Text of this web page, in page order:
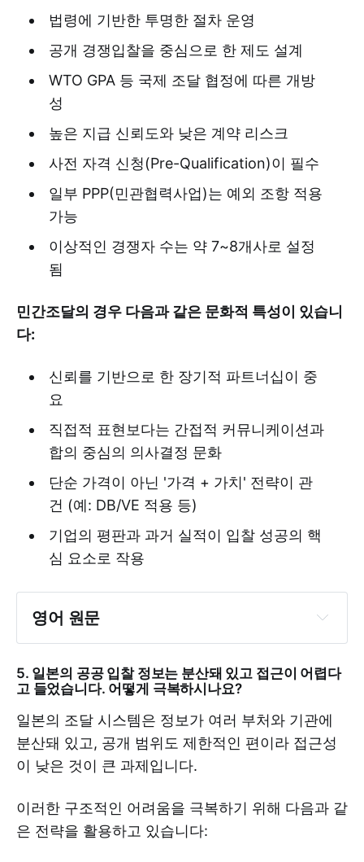
법령에 기반한 투명한 절차 운영
공개 경쟁입찰을 중심으로 한 제도 설계
WTO GPA 등 국제 조달 협정에 따른 개방
성
높은 지급 신뢰도와 낮은 계약 리스크
사전 자격 신청(Pre-Qualification)이 필수
일부 PPP(민관협력사업)는 예외 조항 적용
가능
이상적인 경쟁자 수는 약 7~8개사로 설정
됨
민간조달의 경우 다음과 같은 문화적 특성이 있습니
다:
신뢰를 기반으로 한 장기적 파트너십이 중
요
직접적 표현보다는 간접적 커뮤니케이션과
합의 중심의 의사결정 문화
단순 가격이 아닌 '가격 + 가치' 전략이 관
건 (예: DB/VE 적용 등)
기업의 평판과 과거 실적이 입찰 성공의 핵
심 요소로 작용
영어 원문
Public Sector
Governed by strict regulations
Mostly open tendering
5. 일본의 공공 입찰 정보는 분산돼 있고 접근이 어렵다
고 들었습니다. 어떻게 극복하시나요?
일본의 조달 시스템은 정보가 여러 부처와 기관에
분산돼 있고, 공개 범위도 제한적인 편이라 접근성
이 낮은 것이 큰 과제입니다.
이러한 구조적인 어려움을 극복하기 위해 다음과 같
은 전략을 활용하고 있습니다: